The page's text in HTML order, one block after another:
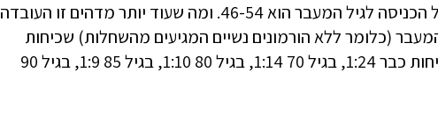
הנשים מפסיקות לקבל מחזורים סדירים – בממוצע גיל הכניסה לגיל המעבר הוא 46-54. ומה שעוד יותר מדהים זו העובדה
(כלומר ללא הורמונים נשיים המגיעים מהשחלות) שכיחות